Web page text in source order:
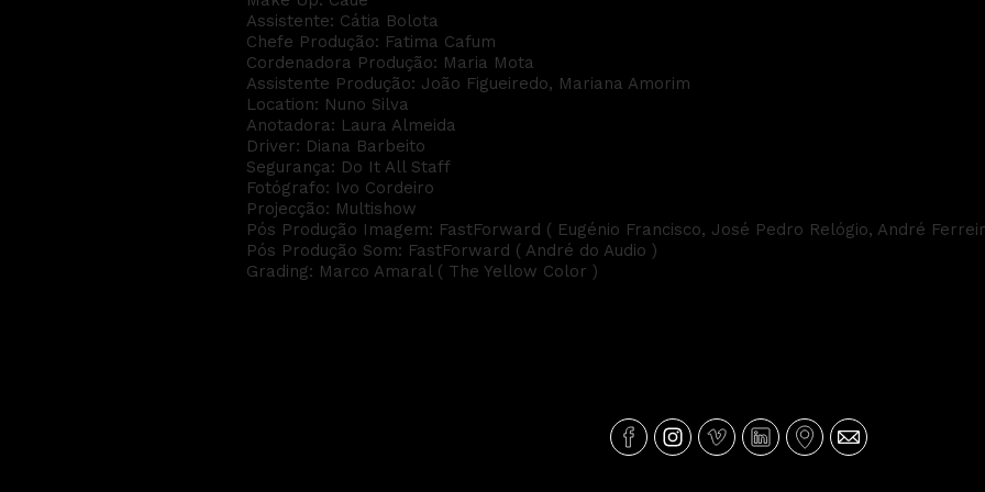
Assistente: Cátia Bolota
Chefe Produção: Fatima Cafum
Cordenadora Produção: Maria Mota
Assistente Produção: João Figueiredo, Mariana Amorim
Location: Nuno Silva
Anotadora: Laura Almeida
Driver: Diana Barbeito
Segurança: Do It All Staff
Fotógrafo: Ivo Cordeiro
Projecção: Multishow
Pós Produção Imagem: FastForward ( Eugénio Francisco, José Pedro Relógio, André
Pós Produção Som: FastForward ( André do Audio )
Grading: Marco Amaral ( The Yellow Color )